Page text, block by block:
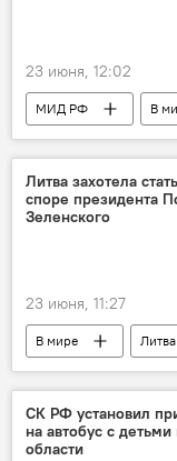
23 июня, 12:02
МИД РФ В
Запад
Евросоюз (ЕС)
безопасность
Литва захотела
споре президента
Зеленского
23 июня, 11:27
В мире Литва
Польша
Владимир Зеленский
Политика
СК РФ установил
на автобус с
области